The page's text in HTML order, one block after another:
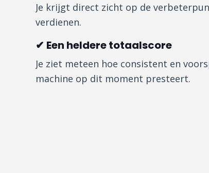
Je krijgt direct zicht op de
verdienen.
✔ Een heldere totaalscore
Je ziet meteen hoe consistent en
machine op dit moment presteert.